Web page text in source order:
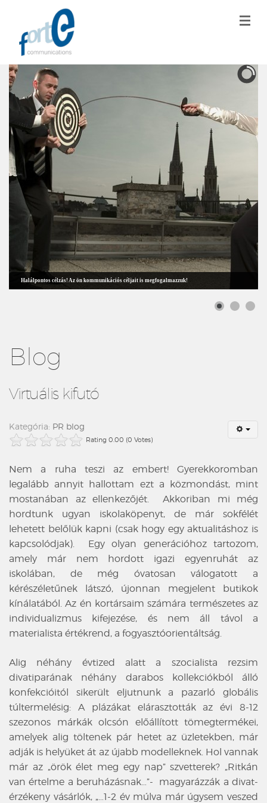
Halálpontos célzás! Az ön kommunikációs céljait is megfogalmazzuk!
Blog
Virtuális kifutó
Kategória: PR blog
Rating 0.00 (0 Votes)
Nem a ruha teszi az embert! Gyerekkoromban
legalább annyit hallottam ezt a közmondást, mint
mostanában az ellenkezőjét. Akkoriban mi még
hordtunk ugyan iskolaköpenyt, de már sokfélét
lehetett belőlük kapni (csak hogy egy aktualitáshoz is
kapcsolódjak). Egy olyan generációhoz tartozom,
amely már nem hordott igazi egyenruhát az
iskolában, de még óvatosan válogatott a
kérészéletűnek látszó, újonnan megjelent butikok
kínálatából. Az én kortársaim számára természetes az
individualizmus kifejezése, és nem áll távol a
materialista értékrend, a fogyasztóorientáltság.
Alig néhány évtized alatt a szocialista rezsim
divatiparának néhány darabos kollekciókból álló
konfekcióitól sikerült eljutnunk a pazarló globális
túltermelésig: A plázákat elárasztották az évi 8-12
szezonos márkák olcsón előállított tömegtermékei,
amelyek alig töltenek pár hetet az üzletekben, már
adják is helyüket át az újabb modelleknek. Hol vannak
már az „örök élet meg egy nap” szvetterek? „Ritkán
van értelme a beruházásnak…”- magyarázzák a divat-
érzékeny vásárlók, „…1-2 év múlva már úgysem veszed